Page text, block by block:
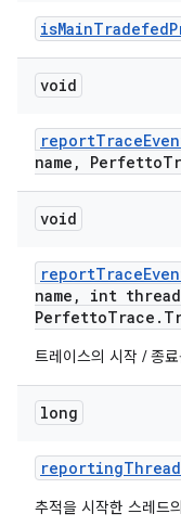
isMainTradefed
void
reportTrace
name , Perfetto
void
reportTrace
name , int thread
PerfettoTrace .
트레이스의 시작 / 종
long
reportingThread
추적을 시작한 스레드